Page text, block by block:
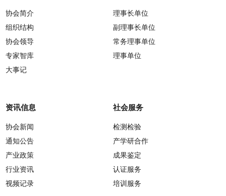
协会简介
组织结构
协会领导
专家智库
大事记
理事长单位
副理事长单位
常务理事单位
理事单位
资讯信息
协会新闻
通知公告
产业政策
行业资讯
视频记录
社会服务
检测检验
产学研合作
成果鉴定
认证服务
培训服务